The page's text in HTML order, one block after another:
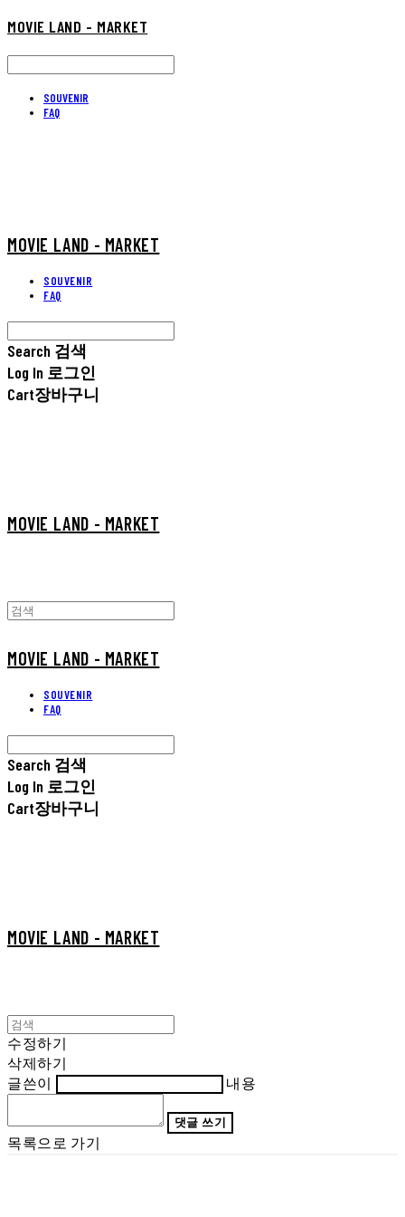
MOVIE LAND - MARKET
SOUVENIR
FAQ
MOVIE LAND - MARKET
SOUVENIR
FAQ
Search 검색
Log In 로그인
Cart장바구니
MOVIE LAND - MARKET
MOVIE LAND - MARKET
SOUVENIR
FAQ
Search 검색
Log In 로그인
Cart장바구니
MOVIE LAND - MARKET
수정하기
삭제하기
글쓴이
내용
댓글 쓰기
목록으로 가기